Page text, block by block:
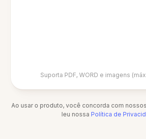
Suporta PDF, WORD e imagens
Ao usar o produto, você concorda com nossos
leu nossa Política de